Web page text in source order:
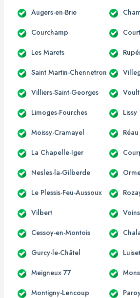
Augers-en-Brie
Courchamp
Les Marets
Saint Martin-Chennetron
Villiers-Saint-Georges
Limoges-Fourches Lissy
Moissy-Cramayel Réau
La Chapelle-Iger
Nesles-la-Gilberde
Le Plessis-Feu-Aussoux
Vilbert
Cessoy-en-Montois
Gurcy-le-Châtel
Meigneux 77
Montigny-Lencoup